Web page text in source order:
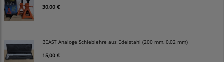
30,00 €
BEAST Analoge Schieblehre aus Edelstahl (200 mm, 0,02 mm)
15,00 €